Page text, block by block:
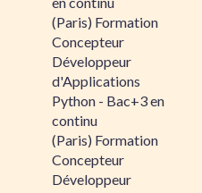
(Paris) Formation
Concepteur
Développeur
d'Applications
Python - Bac+3 en
continu
(Paris) Formation
Concepteur
Développeur